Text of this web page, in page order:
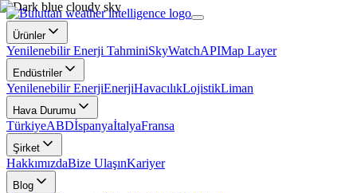
Ürünler
Yenilenebilir Enerji TahminiSkyWatchAPIMap Layer
Endüstriler
Yenilenebilir EnerjiEnerjiHavacılıkLojistikLiman
Hava Durumu
TürkiyeABDİspanyaİtalyaFransa
Şirket
HakkımızdaBize UlaşınKariyer
Blog